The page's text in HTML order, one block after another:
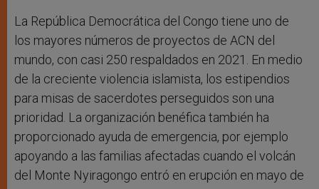
La República Democrática del Congo tiene uno de
los mayores números de proyectos de ACN del
mundo, con casi 250 respaldados en 2021. En medio
de la creciente violencia islamista, los estipendios
para misas de sacerdotes perseguidos son una
prioridad. La organización benéfica también ha
proporcionado ayuda de emergencia, por ejemplo
apoyando a las familias afectadas cuando el volcán
del Monte Nyiragongo entró en erupción en mayo de